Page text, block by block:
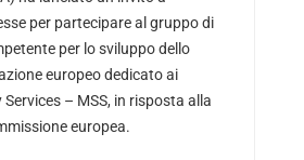
per partecipare al gruppo di
per lo sviluppo dello
europeo dedicato ai
– MSS, in risposta alla
europea.